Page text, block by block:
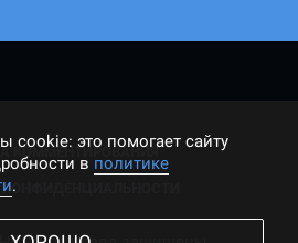
КОММЕНТИРОВАНИЯ
это помогает сайту
в политике
.